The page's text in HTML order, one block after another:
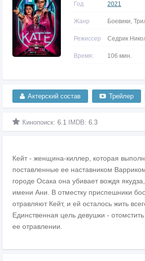
Год 2021
Жанр Боевики,
Режиссер Седрик
Время: 106 мин.
Актерский состав Трейлер
Кинопоиск: 6.1 IMDB: 6.3
Кейт - женщина-киллер, которая
поставленные ее наставником
городе Осака она убивает вождя
имени Ани. В отместку приспешники
отравляют Кейт, и ей осталось жить
Единственная цель девушки -
ее отравлении.